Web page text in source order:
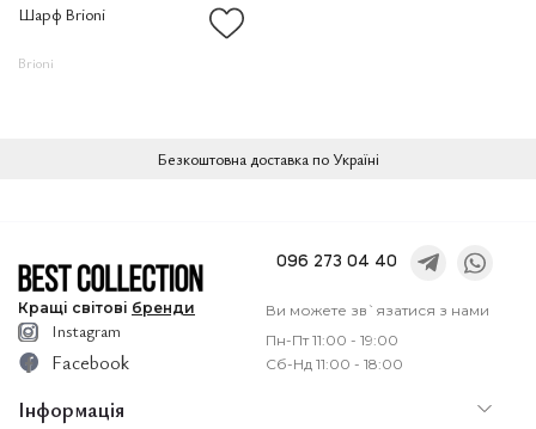
Шарф Brioni
Brioni
Безкоштовна доставка по Україні
Кращі світові бренди
096 273 04 40
Ви можете зв`язатися з нами
Пн-Пт 11:00 - 19:00
Сб-Нд 11:00 - 18:00
Інформація
Instagram
Facebook